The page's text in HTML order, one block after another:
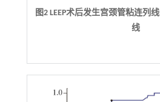
图2 LEEP术后发生宫颈管粘连列
线